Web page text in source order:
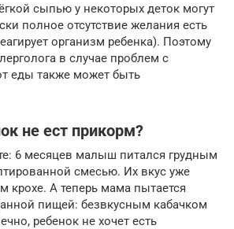
сыпью у некоторых деток могут
полное отсутствие желания есть
организм ребенка). Поэтому
в случае проблем с
еды также может быть
не ест прикорм?
6 месяцев малыш питался грудным
смесью. Их вкус уже
крохе. А теперь мама пытается
пищей: безвкусным кабачком
ребенок не хочет есть